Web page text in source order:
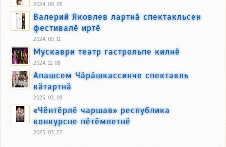
2024, 09, 03
Валерий Яковлев лартнӑ спектакльсен
фестивалӗ иртӗ
2024, 09, 11
Мускаври театр гастрольпе килнӗ
2024, 11, 08
Апашсем Чӑрӑшкассинче спектакль
кӑтартнӑ
2025, 03, 09
«Чӗнтӗрлӗ чаршав» республика
конкурсне пӗтӗмлетнӗ
2025, 03, 27